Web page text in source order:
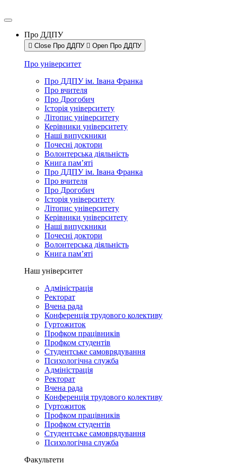
Про ДДПУ
Close Про ДДПУ Open Про ДДПУ
Про університет
Про ДДПУ ім. Івана Франка
Про вчителя
Про Дрогобич
Історія університету
Літопис університету
Керівники університету
Наші випускники
Почесні доктори
Волонтерська діяльність
Книга пам’яті
Про ДДПУ ім. Івана Франка
Про вчителя
Про Дрогобич
Історія університету
Літопис університету
Керівники університету
Наші випускники
Почесні доктори
Волонтерська діяльність
Книга пам’яті
Наш університет
Адміністрація
Ректорат
Вчена рада
Конференція трудового колективу
Гуртожиток
Профком працівників
Профком студентів
Студентське самоврядування
Психологічна служба
Адміністрація
Ректорат
Вчена рада
Конференція трудового колективу
Гуртожиток
Профком працівників
Профком студентів
Студентське самоврядування
Психологічна служба
Факультети